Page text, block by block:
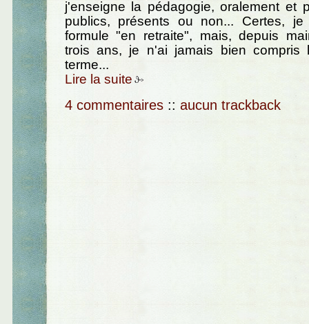
j'enseigne la pédagogie, oralement et
publics, présents ou non... Certes,
formule "en retraite", mais, depuis
trois ans, je n'ai jamais bien
terme...
Lire la suite
4 commentaires :: aucun trackback